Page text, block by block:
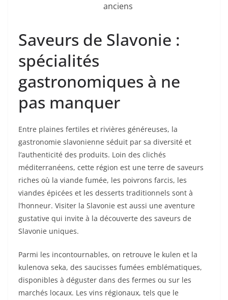
anciens
Saveurs de Slavonie :
spécialités
gastronomiques à ne
pas manquer
Entre plaines fertiles et rivières généreuses, la
gastronomie slavonienne séduit par sa diversité et
l’authenticité des produits. Loin des clichés
méditerranéens, cette région est une terre de saveurs
riches où la viande fumée, les poivrons farcis, les
viandes épicées et les desserts traditionnels sont à
l’honneur. Visiter la Slavonie est aussi une aventure
gustative qui invite à la découverte des saveurs de
Slavonie uniques.
Parmi les incontournables, on retrouve le kulen et la
kulenova seka, des saucisses fumées emblématiques,
disponibles à déguster dans des fermes ou sur les
marchés locaux. Les vins régionaux, tels que le